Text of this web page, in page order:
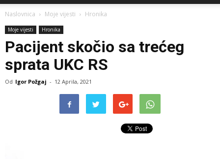
Naslovnica Moje vijesti Hronika
Moje vijesti Hronika
Pacijent skočio sa trećeg
sprata UKC RS
Od Igor Požgaj - 12 Aprila, 2021